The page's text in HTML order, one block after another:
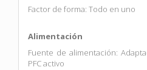
Factor de forma: Todo en uno
Alimentación
Fuente de alimentación:
PFC activo